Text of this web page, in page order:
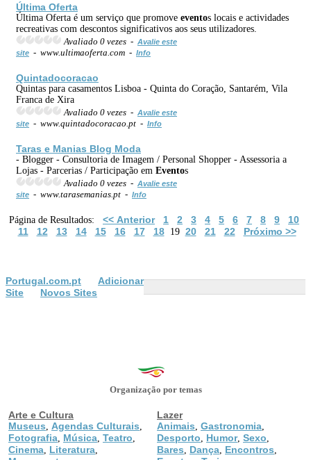
Última Oferta
Última Oferta é um serviço que promove eventos locais e actividades
recreativas com descontos significativos aos seus utilizadores.
Avaliado 0 vezes - Avalie este
site - www.ultimaoferta.com - Info
Quintadocoracao
Quintas para casamentos Lisboa - Quinta do Coração, Santarém, Vila
Franca de Xira
Avaliado 0 vezes - Avalie este
site - www.quintadocoracao.pt - Info
Taras e Manias Blog Moda
- Blogger - Consultoria de Imagem / Personal Shopper - Assessoria a
Lojas - Parcerias / Participação em Eventos
Avaliado 0 vezes - Avalie este
site - www.tarasemanias.pt - Info
Página de Resultados: << Anterior 1 2 3 4 5 6 7 8 9
10
11
12 13 14 15 16 17 1819 20 21 22 Próximo >>
Portugal.com.pt
Adicionar
Site
Novos Sites
Organização por temas
Arte e Cultura
Museus
Agendas Culturais
Fotografia Música Teatro
Cinema Literatura
Lazer
Animais Gastronomia
Desporto Humor, Sexo
Bares Dança Encontros